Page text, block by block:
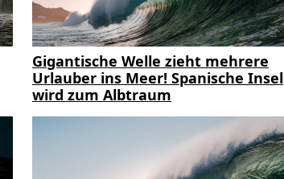
Gigantische Welle zieht mehrere
Urlauber ins Meer! Spanische Insel
wird zum Albtraum